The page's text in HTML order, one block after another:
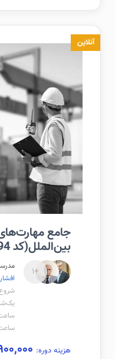
آنلاین
جامع
بین‌الملل(کد 194)
+۱
افشار
شروع
ساعت
هزینه دوره: